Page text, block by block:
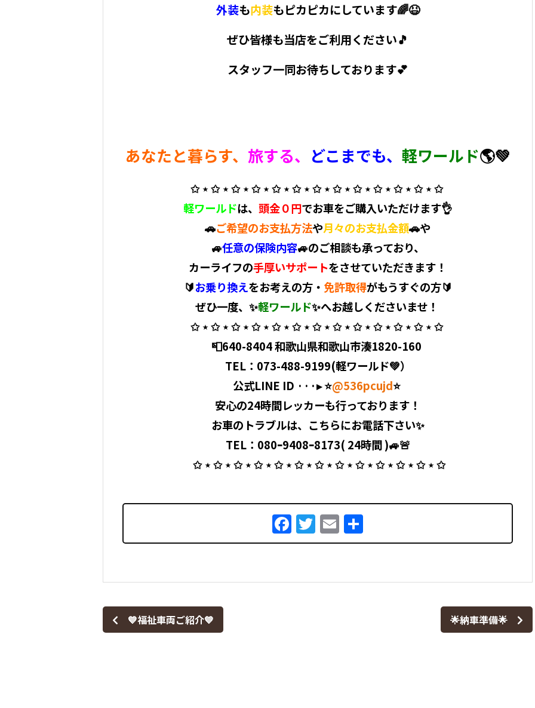
外装も内装もピカピカにしています🌈😆
ぜひ皆様も当店をご利用ください🎵
スタッフ一同お待ちしております💕
あなたと暮らす、 旅する、 どこまでも、 軽ワールド🌎💚
✩ ⋆ ✩ ⋆ ✩ ⋆ ✩ ⋆ ✩ ⋆ ✩ ⋆ ✩ ⋆ ✩ ⋆ ✩ ⋆ ✩ ⋆ ✩ ⋆ ✩ ⋆ ✩ ⁡
軽ワールドは、 頭金０円でお車をご購入いただけます👌
🚗ご希望のお支払方法や月々のお支払金額🚗や
🚙任意の保険内容🚙のご相談も承っており、
カーライフの手厚いサポートをさせていただきます！
🔰お乗り換えをお考えの方・ 免許取得がもうすぐの方🔰
ぜひ一度、✨軽ワールド✨へお越しくださいませ！ ⁡
✩ ⋆ ✩ ⋆ ✩ ⋆ ✩ ⋆ ✩ ⋆ ✩ ⋆ ✩ ⋆ ✩ ⋆ ✩ ⋆ ✩ ⋆ ✩ ⋆ ✩ ⋆ ✩ ⁡
📮640-8404 和歌山県和歌山市湊1820-160 ⁡
TEL：073-488-9199(軽ワールド💚）
公式LINE ID ···▸ ⭐️@536pcujd⭐️ ⁡
安心の24時間レッカーも行っております！
お車のトラブルは、こちらにお電話下さい✨
TEL：080ｰ9408ｰ8173( 24時間 )🚙🚨
⁡ ✩ ⋆ ✩ ⋆ ✩ ⋆ ✩ ⋆ ✩ ⋆ ✩ ⋆ ✩ ⋆ ✩ ⋆ ✩ ⋆ ✩ ⋆ ✩ ⋆ ✩ ⋆ ✩
Facebook
Twitter
Email
有
💙福祉車両ご紹介💙 🌟納車準備🌟